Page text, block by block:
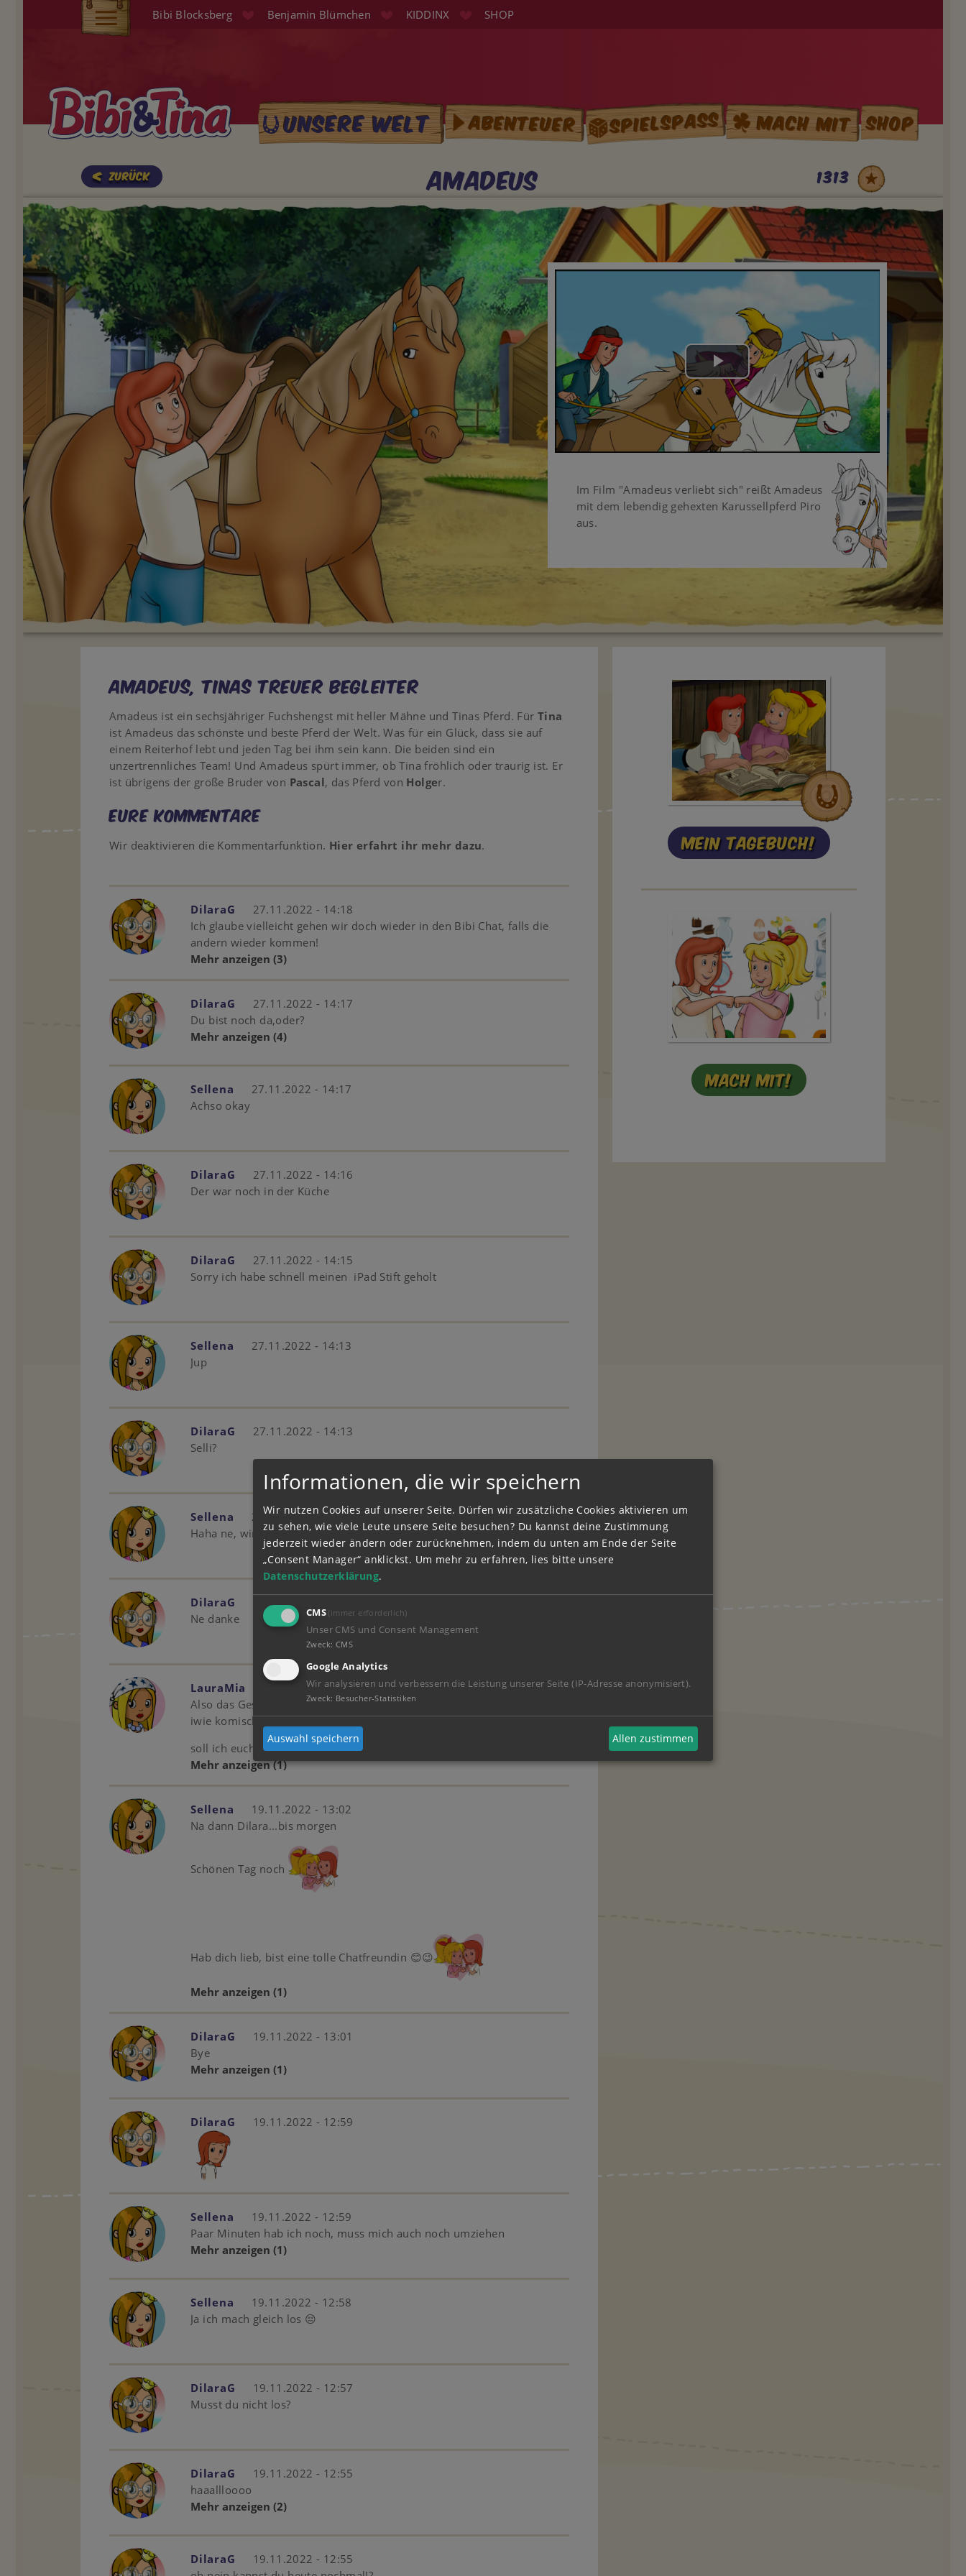
Elterninfo
Hörspiele
Audio (EN)
Bibi Blocksberg Benjamin Blümchen KIDDINX SHOP
Main
navigation
Unsere Welt Abenteuer Spielspass Mach mit Shop
Amadeus 1313
Play
Video
Im Film "Amadeus verliebt sich" reißt Amadeus
mit dem lebendig gehexten Karussellpferd Piro
aus.
Amadeus, Tinas treuer Begleiter
Amadeus ist ein sechsjähriger Fuchshengst mit heller Mähne und Tinas Pferd. Für Tina
ist Amadeus das schönste und beste Pferd der Welt. Was für ein Glück, dass sie auf
einem Reiterhof lebt und jeden Tag bei ihm sein kann. Die beiden sind ein
unzertrennliches Team! Und Amadeus spürt immer, ob Tina fröhlich oder traurig ist. Er
ist übrigens der große Bruder von Pascal, das Pferd von Holger.
Eure Kommentare
Wir deaktivieren die Kommentarfunktion. Hier erfahrt ihr mehr dazu.
DilaraG
27.11.2022 - 14:18
Ich glaube vielleicht gehen wir doch wieder in den Bibi Chat, falls die
andern wieder kommen!
Mehr anzeigen (3)
DilaraG
27.11.2022 - 14:17
Du bist noch da,oder?
Mehr anzeigen (4)
Sellena
27.11.2022 - 14:17
Achso okay
DilaraG
27.11.2022 - 14:16
Der war noch in der Küche
DilaraG
27.11.2022 - 14:15
Sorry ich habe schnell meinen iPad Stift geholt
Sellena
27.11.2022 - 14:13
Jup
DilaraG
27.11.2022 - 14:13
Selli?
Sellena
26.11.2022 - 14:58
Haha ne, wir kommen gut ohne aus
DilaraG
26.11.2022 - 09:04
Ne danke
LauraMia
25.11.2022 - 11:38
Also das Gespräch besteht ja nur aus „hallo? Bist du noch da?“ find ich
iwie komisch
soll ich euch Tipps zur Unterhaltung geben?
Mehr anzeigen(1)
Sellena
19.11.2022 - 13:02
Na dann Dilara...bis morgen
Schönen Tag noch
Hab dich lieb, bist eine tolle Chatfreundin 😊😉
Mehr anzeigen (1)
DilaraG
19.11.2022 - 13:01
Bye
Mehr anzeigen (1)
DilaraG 19.11.2022 - 12:59
Sellena
19.11.2022 - 12:59
Paar Minuten hab ich noch, muss mich auch noch umziehen
Mehr anzeigen (1)
Sellena
19.11.2022 - 12:58
Ja ich mach gleich los 😔
DilaraG
19.11.2022 - 12:57
Musst du nicht los?
DilaraG
19.11.2022 - 12:55
haaallloooo
Mehr anzeigen (2)
DilaraG
19.11.2022 - 12:55
Mein Tagebuch!
Mach mit!
Informationen, die wir speichern
Wir nutzen Cookies auf unserer Seite. Dürfen wir zusätzliche Cookies aktivieren um
zu sehen, wie viele Leute unsere Seite besuchen? Du kannst deine Zustimmung
jederzeit wieder ändern oder zurücknehmen, indem du unten am Ende der Seite
„Consent Manager“ anklickst. Um mehr zu erfahren, lies bitte unsere
Datenschutzerklärung.
CMS (immer erforderlich)
Unser CMS und Consent Management
Zweck: CMS
Google Analytics
Wir analysieren und verbessern die Leistung unserer Seite (IP-Adresse anonymisiert).
Zweck: Besucher-Statistiken
Auswahl speichern Allen zustimmen